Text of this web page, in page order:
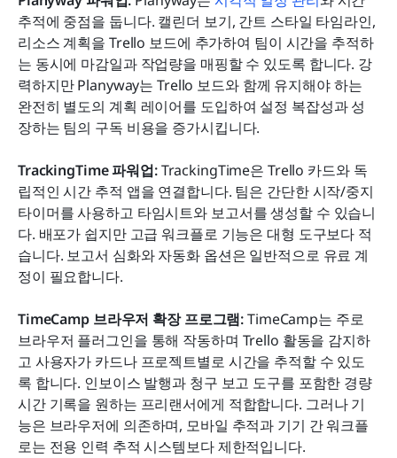
추적에 중점을 둡니다. 캘린더 보기, 간트 스타일 타임라인,
리소스 계획을 Trello 보드에 추가하여 팀이 시간을 추적하
는 동시에 마감일과 작업량을 매핑할 수 있도록 합니다. 강
력하지만 Planyway는 Trello 보드와 함께 유지해야 하는
완전히 별도의 계획 레이어를 도입하여 설정 복잡성과 성
장하는 팀의 구독 비용을 증가시킵니다.
TrackingTime 파워업: TrackingTime은 Trello 카드와 독
립적인 시간 추적 앱을 연결합니다. 팀은 간단한 시작/중지
타이머를 사용하고 타임시트와 보고서를 생성할 수 있습니
다. 배포가 쉽지만 고급 워크플로 기능은 대형 도구보다 적
습니다. 보고서 심화와 자동화 옵션은 일반적으로 유료 계
정이 필요합니다.
TimeCamp 브라우저 확장 프로그램: TimeCamp는 주로
브라우저 플러그인을 통해 작동하며 Trello 활동을 감지하
고 사용자가 카드나 프로젝트별로 시간을 추적할 수 있도
록 합니다. 인보이스 발행과 청구 보고 도구를 포함한 경량
시간 기록을 원하는 프리랜서에게 적합합니다. 그러나 기
능은 브라우저에 의존하며, 모바일 추적과 기기 간 워크플
로는 전용 인력 추적 시스템보다 제한적입니다.